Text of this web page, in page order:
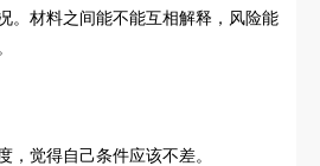
。材料之间能不能互相解释，风险能
觉得自己条件应该不差。